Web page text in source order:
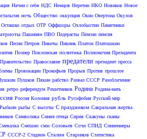
Начни с себя НДС Немцов Неретин НКО Новиков Новое
ночь Общество оккупция Окно Овертона Окулов
Осташко отдых ОТР Оффшоры Охлобыстин Памятники
Пашинян ПВО Педерасты Пенсии пенсия
Песни Петров Пикеты Пикник Платон Платошкин
Познер Поклонская политика Полномочия Президента
Правительство Православие предатели президент пресса
Провокации Прокофьев Прорыв Против прошлое
Пушков Пякин рабство Развал СССР Разоблачение
ретро референдум Решетников Родина Родина-мать
Россия Колония рубль Русофобия Русский мир
Рыбкин рыбы С высоты С праздником Сакральная жертва
Символика Синяя птица Сирия Скакуны сканы
Смешно сми Соловьев Сочи СПИД Спиненнеры
СССР-2 Стадион Сталин Стариков Статистика